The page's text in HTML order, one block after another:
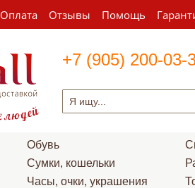
Оплата Отзывы Помощь
+7 (905) 200-03-
Обувь
Сумки, кошельки
Часы, очки, украшения